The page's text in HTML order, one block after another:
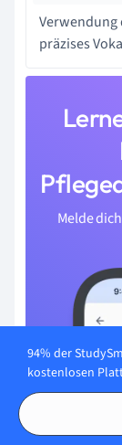
präzises
Melde
94% der
kostenlosen